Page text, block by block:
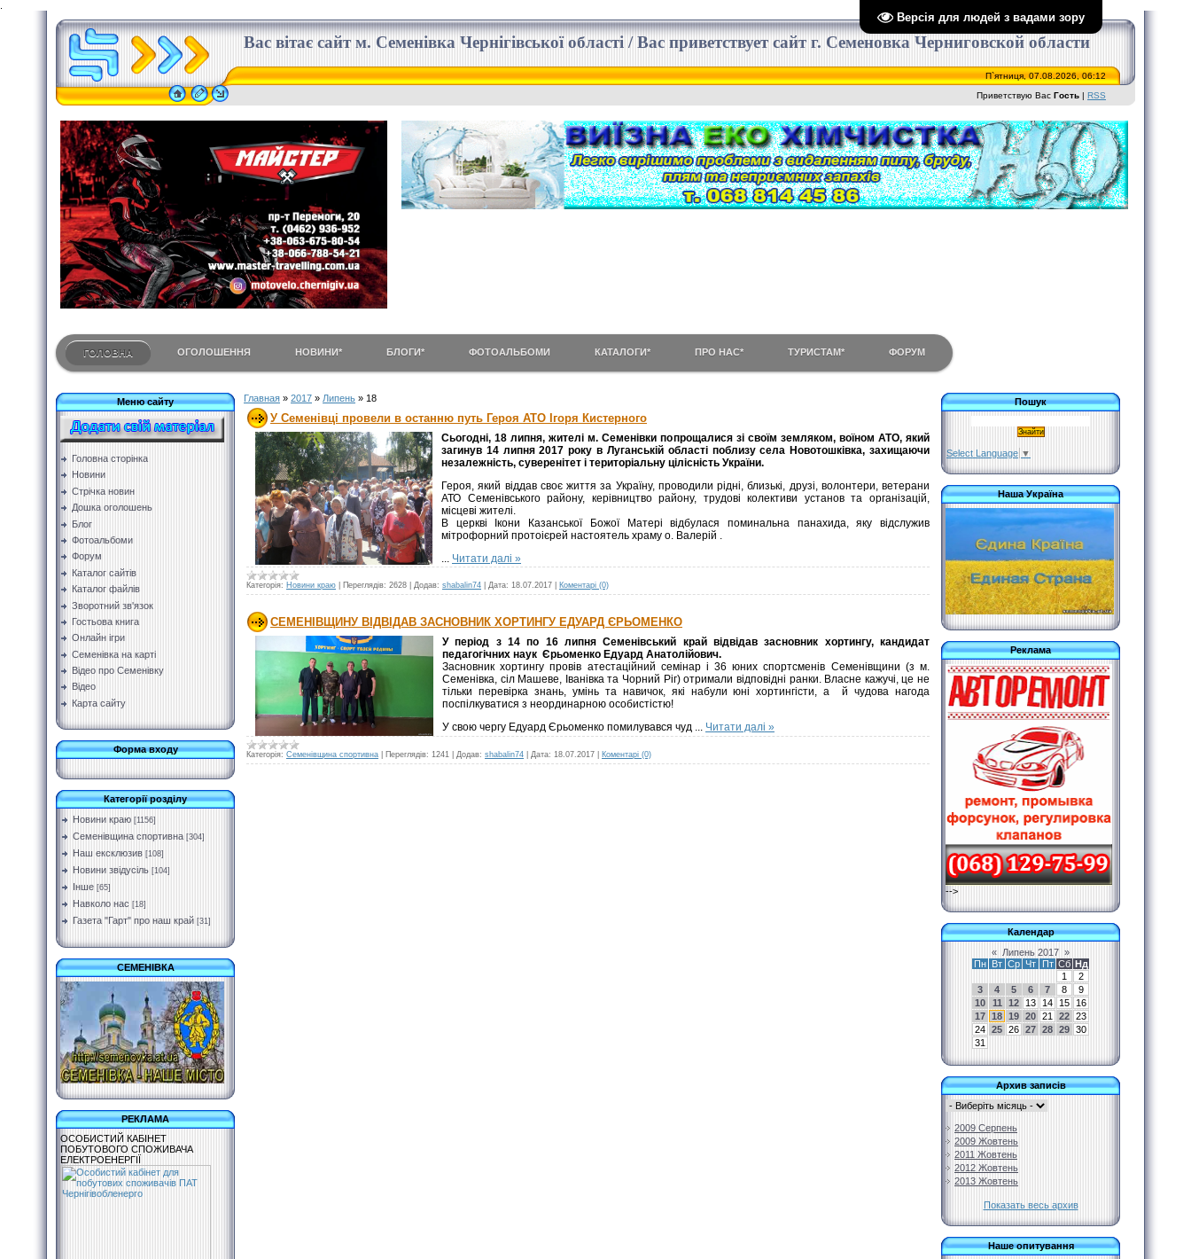
Версія для людей з вадами зору
Вас вітає сайт м. Семенівка Чернігівської області / Вас приветствует сайт г. Семеновка Черниговской области
П`ятниця, 07.08.2026, 06:12
Приветствую Вас Гость | RSS
ГОЛОВНА ОГОЛОШЕННЯ НОВИНИ* БЛОГИ* ФОТОАЛЬБОМИ КАТАЛОГИ* ПРО НАС* ТУРИСТАМ* ФОРУМ
Меню сайту
Головна сторінка
Новини
Стрічка новин
Дошка оголошень
Блог
Фотоальбоми
Форум
Каталог сайтів
Каталог файлів
Зворотний зв'язок
Гостьова книга
Онлайн ігри
Семенівка на карті
Відео про Семенівку
Відео
Карта сайту
Форма входу
Категорії розділу
Новини краю [1156]
Семенівщина спортивна [304]
Наш ексклюзив [108]
Новини звідусіль [104]
Інше [65]
Навколо нас [18]
Газета "Гарт" про наш край [31]
СЕМЕНІВКА
РЕКЛАМА
ОСОБИСТИЙ КАБІНЕТ
ПОБУТОВОГО СПОЖИВАЧА
ЕЛЕКТРОЕНЕРГІЇ
Главная » 2017 » Липень » 18
У Семенівці провели в останню путь Героя АТО Ігоря Кистерного
Сьогодні, 18 липня, жителі м. Семенівки попрощалися зі своїм земляком, воїном АТО, який
загинув 14 липня 2017 року в Луганській області поблизу села Новотошківка, захищаючи
незалежність, суверенітет і територіальну цілісність України.
Героя, який віддав своє життя за Україну, проводили рідні, близькі, друзі, волонтери, ветерани
АТО Семенівського району, керівництво району, трудові колективи установ та організацій,
місцеві жителі.
В церкві Ікони Казанської Божої Матері відбулася поминальна панахида, яку відслужив
мітрофорний протоієрей настоятель храму о. Валерій .
... Читати далі »
Категорія: Новини краю Переглядів: 2628 Додав: shabalin74 Дата: 18.07.2017 Коментарі (0)
СЕМЕНІВЩИНУ ВІДВІДАВ ЗАСНОВНИК ХОРТИНГУ ЕДУАРД ЄРЬОМЕНКО
У період з 14 по 16 липня Семенівський край відвідав засновник хортингу, кандидат
педагогічних наук Єрьоменко Едуард Анатолійович.
Засновник хортингу провів атестаційний семінар і 36 юних спортсменів Семенівщини (з м.
Семенівка, сіл Машеве, Іванівка та Чорний Ріг) отримали відповідні ранки. Власне кажучі, це не
тільки перевірка знань, умінь та навичок, які набули юні хортингісти, а й чудова нагода
поспілкуватися з неординарною особистістю!
У свою чергу Едуард Єрьоменко помилувався чуд ... Читати далі »
Категорія: Семенівщина спортивна Переглядів: 1241 Додав: shabalin74 Дата: 18.07.2017 Коментарі (0)
Пошук
Select Language ▼
Наша Україна
Реклама
-->
Календар
« Липень 2017 »
Пн Вт Ср Чт Пт Сб Нд
1
2
3
4 5 6 7 8
9
10
11 12 13 14 15
16
17 18 19 20 21 22 23
24 25 26 27 28 29 30
31
Архив записів
2009 Серпень
2009 Жовтень
2011 Жовтень
2012 Жовтень
2013 Жовтень
Показать весь архив
Наше опитування